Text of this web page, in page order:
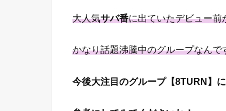
大人気サバ番に出ていたデビュー前
かなり話題沸騰中のグループなんで
今後大注目のグループ【8TURN】